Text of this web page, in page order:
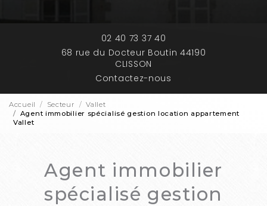
02 40 73 37 40
68 rue du Docteur Boutin 44190
CLISSON
Contactez-nous
Accueil Secteur
Vallet
Agent immobilier spécialisé gestion location appartement
Vallet
Agent immobilier
spécialisé gestion